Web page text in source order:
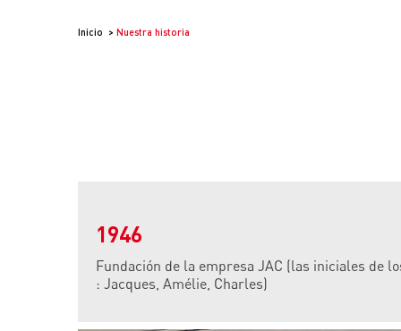
Inicio Nuestra historia
1946
Fundación de la empresa JAC (las iniciales de
: Jacques, Amélie, Charles)